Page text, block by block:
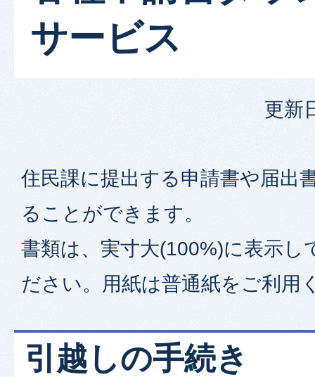
サービス
更新
住民課に提出する申請書や届出
ることができます。
書類は、実寸大(100%)に表示し
ださい。用紙は普通紙をご利用
引越しの手続き